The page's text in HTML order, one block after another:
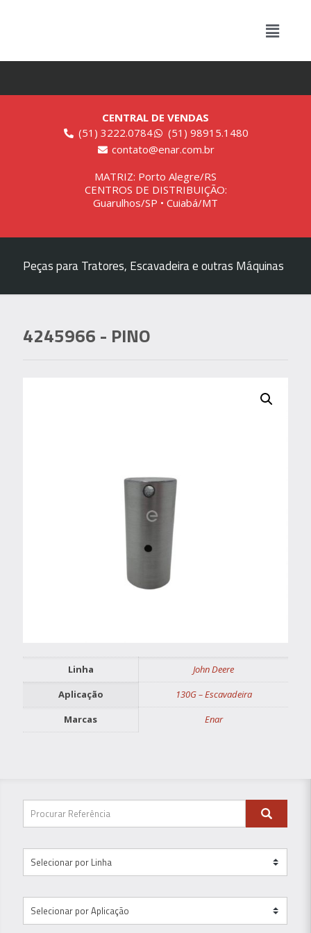
CENTRAL DE VENDAS
(51) 3222.0784
(51) 98915.1480
contato@enar.com.br
MATRIZ: Porto Alegre/RS
CENTROS DE DISTRIBUIÇÃO:
Guarulhos/SP • Cuiabá/MT
Peças para Tratores, Escavadeira e outras Máquinas
4245966 - PINO
Linha
John Deere
Aplicação
130G – Escavadeira
Marcas
Enar